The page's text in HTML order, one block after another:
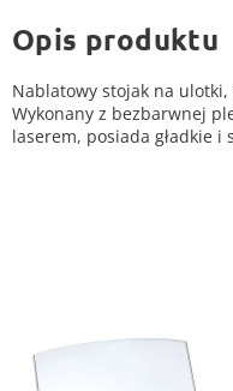
Opis produktu
Nablatowy stojak na
Wykonany z bezbarwnej
laserem, posiada gładkie i